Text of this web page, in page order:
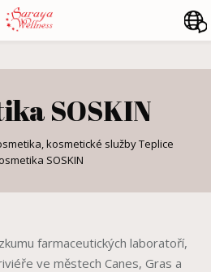
SOSKIN
kosmetické služby Teplice
SOSKIN
farmaceutických laboratoří,
ve městech Canes, Gras a